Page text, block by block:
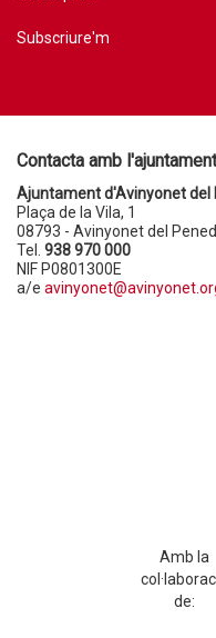
Subscriure'm
Contacta amb l'ajuntament
Ajuntament d'Avinyonet del
Plaça de la Vila, 1
08793 - Avinyonet del
Tel. 938 970 000
NIF P0801300E
a/e
Amb la
de: